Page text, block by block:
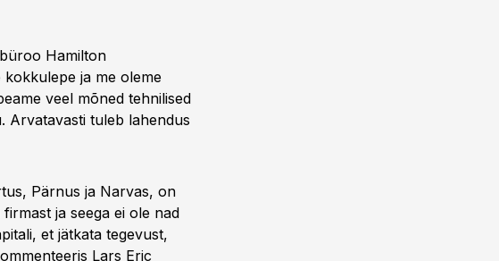
Hamilton
ja me oleme
veel mõned tehnilised
Arvatavasti tuleb lahendus
Pärnus ja Narvas, on
ja seega ei ole nad
et jätkata tegevust,
Lars Eric